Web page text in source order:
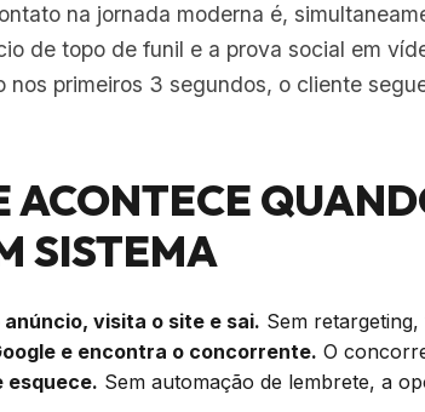
na jornada moderna é,
de topo de funil e a prova social em
nos primeiros 3 segundos, o cliente
ACONTECE
SISTEMA
visita o site e sai. Sem
e encontra o concorrente. O
esquece. Sem automação de lembrete, a